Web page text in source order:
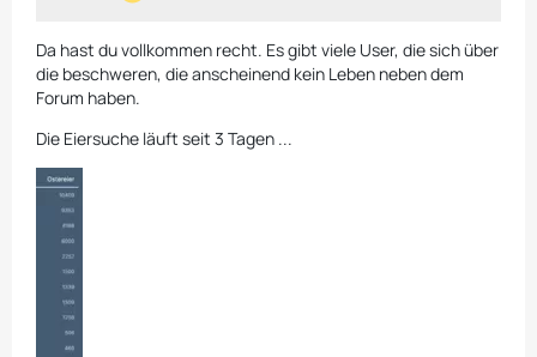
Da hast du vollkommen recht. Es gibt viele User, die sich über
die beschweren, die anscheinend kein Leben neben dem
Forum haben.
Die Eiersuche läuft seit 3 Tagen ...